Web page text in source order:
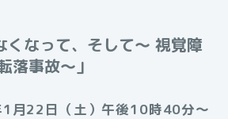
くなって、そして〜 視覚障
落事故〜」
22日（土）午後10時40分〜